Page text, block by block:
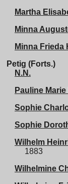
Martha
Minna
Minna Frieda
Petig (Forts.)
N.N.
Pauline
Sophie
Sophie
Wilhelm
1883
Wilhelmine